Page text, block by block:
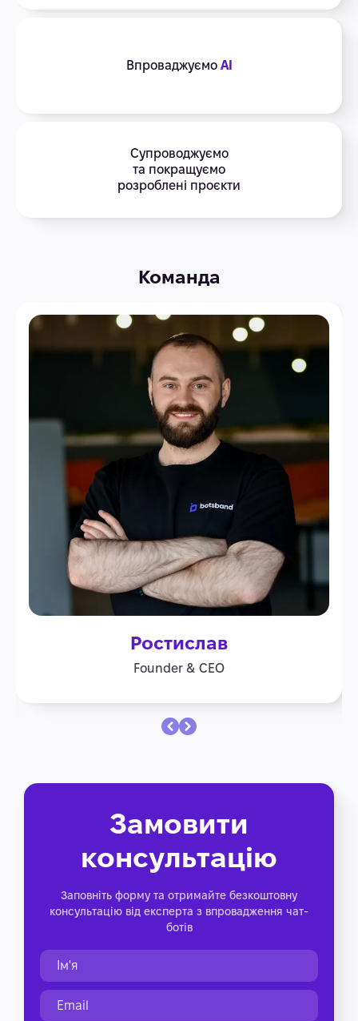
Впроваджуємо AI
Супроводжуємо
та покращуємо
розроблені проєкти
Команда
Ростислав
Founder & CEO
Замовити
консультацію
Заповніть форму та отримайте безкоштовну
консультацію від експерта з впровадження чат-
ботів